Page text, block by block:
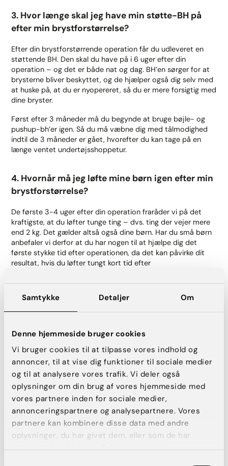
Samtykke Detaljer Om
Denne hjemmeside bruger cookies
Vi bruger cookies til at tilpasse vores indhold og
annoncer, til at vise dig funktioner til sociale medier
og til at analysere vores trafik. Vi deler også
oplysninger om din brug af vores hjemmeside med
vores partnere inden for sociale medier,
annonceringspartnere og analysepartnere. Vores
partnere kan kombinere disse data med andre
oplysninger, du har givet dem, eller som de har
indsamlet fra din brug af deres tjenester.
3. Hvor længe skal jeg have min støtte-BH på
efter min brystforstørrelse?
Efter din brystforstørrende operation får du udleveret en
støttende BH. Den skal du have på i 6 uger efter din
operation – og det er både nat og dag. BH’en sørger for at
brysterne bliver beskyttet, og de hjælper også dig selv med
at huske på, at du er nyopereret, så du er mere forsigtig med
dine bryster.
Først efter 3 måneder må du begynde at bruge bøjle- og
pushup-bh’er igen. Så du må væbne dig med tålmodighed
indtil de 3 måneder er gået, hvorefter du kan tage på en
længe ventet undertøjsshoppetur.
4. Hvornår må jeg løfte mine børn igen efter min
brystforstørrelse?
De første 3-4 uger efter din operation fraråder vi på det
kraftigste, at du løfter tunge ting – dvs. ting der vejer mere
end 2 kg. Det gælder altså også dine børn. Har du små børn
anbefaler vi derfor at du har nogen til at hjælpe dig det
første stykke tid efter operationen, da det kan påvirke dit
resultat, hvis du løfter tungt kort tid efter
5. Hvornår må jeg træne efter min
brystforstørrelse?
Du må begynde at gå stille og rolige ture allerede de første
dage efter din operation. Det er godt at du får rørt dig – så
længe pulsen ikke kommer op.
Først efter 3-4 uger kan du begynde at genoptage din
træning. Styrketræning og løb anbefaler vi at du venter med
til 6 uger efter din brystforstørrelse. Men vigtigst af alt er, at
du selv efter de 6 uger mærker efter i din krop. Gør det
ondt? Så stop, tag en pause, og start langsommere op igen
næste gang.